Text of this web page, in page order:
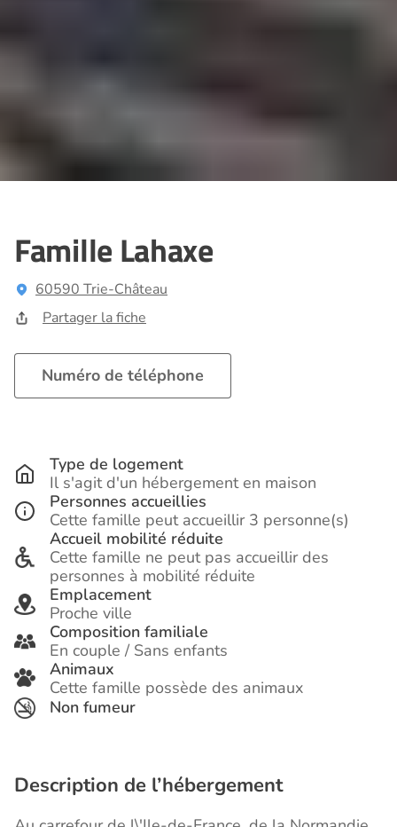
Famille Lahaxe
60590 Trie-Château
Partager la fiche
Numéro de téléphone
Type de logement
Il s'agit d'un hébergement en maison
Personnes accueillies
Cette famille peut accueillir 3 personne(s)
Accueil mobilité réduite
Cette famille ne peut pas accueillir des
personnes à mobilité réduite
Emplacement
Proche ville
Composition familiale
En couple / Sans enfants
Animaux
Cette famille possède des animaux
Non fumeur
Description de l’hébergement